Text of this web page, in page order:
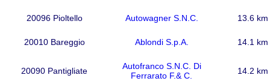
20096 Pioltello Autowagner S.N.C. 13.6 km
20010 Bareggio Ablondi S.p.A. 14.1 km
20090 Pantigliate
Autofranco S.N.C. Di
Ferrarato F.& C.
14.2 km